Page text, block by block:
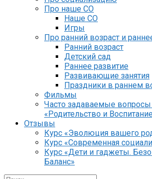
Про наше СО
Наше СО
Игры
Про ранний возраст и
Ранний возраст
Детский сад
Раннее развитие
Развивающие занятия
Праздники в раннем
Фильмы
Часто задаваемые вопросы
«Родительство и
Отзывы
Курс «Эволюция вашего
Курс «Современная
Курс «Дети и гаджеты.
Баланс»